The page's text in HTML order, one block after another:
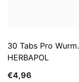
30 Tabs Pro Wurm.
HERBAPOL
€4,96